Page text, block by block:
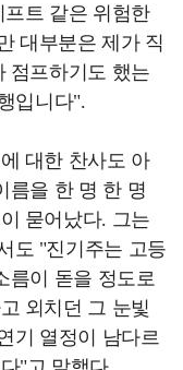
트 같은 위험한
대부분은 제가 직
점프하기도 했는
입니다".
대한 찬사도 아
름을 한 명 한 명
묻어났다. 그는
도 "진기주는 고등
름이 돋을 정도로
외치던 그 눈빛
기 열정이 남다르